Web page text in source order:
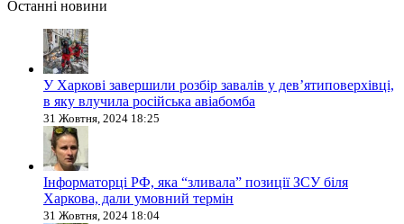
Останні новини
У Харкові завершили розбір завалів у дев’ятиповерхівці,
в яку влучила російська авіабомба
31 Жовтня, 2024 18:25
Інформаторці РФ, яка “зливала” позиції ЗСУ біля
Харкова, дали умовний термін
31 Жовтня, 2024 18:04